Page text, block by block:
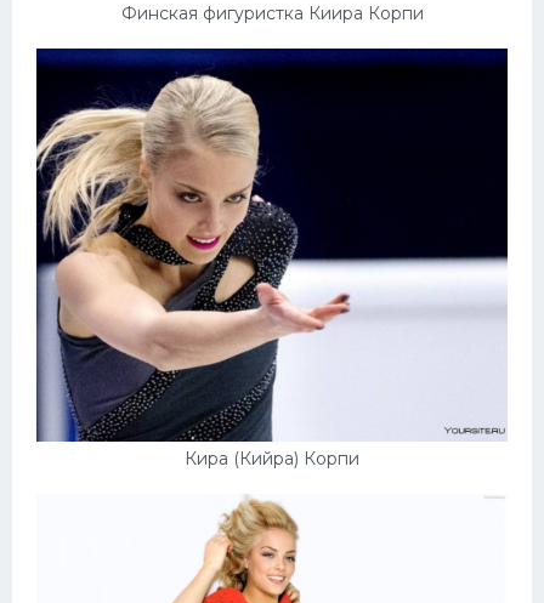
Финская фигуристка Киира Корпи
Кира (Кийра) Корпи